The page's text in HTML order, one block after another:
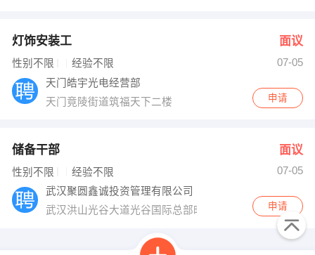
灯饰安装工 面议
性别不限 经验不限
07-05
天门皓宇光电经营部
天门竟陵街道筑福天下二楼
申请
储备干部 面议
性别不限 经验不限
07-05
武汉聚圆鑫诚投资管理有限公司
武汉洪山光谷大道光谷国际总部时代4栋
申请